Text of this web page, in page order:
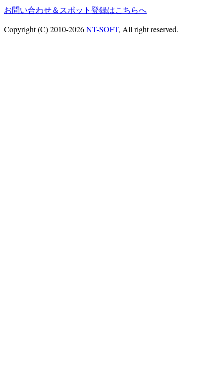
お問い合わせ＆スポット登録はこちらへ
Copyright (C) 2010-2026NT-SOFT, All right reserved.